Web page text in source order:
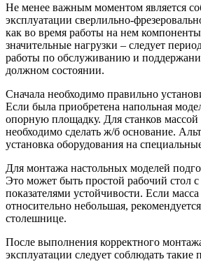
Не менее важным моментом является
эксплуатации сверлильно-
как во время работы на нем
значительные нагрузки – следует
работы по обслуживанию и
должном состоянии.
Сначала необходимо правильно
Если была приобретена напольная
опорную площадку. Для станков
необходимо сделать ж/б основание.
установка оборудования на
Для монтажа настольных моделей
Это может быть простой рабочий стол
показателями устойчивости. Если
относительно небольшая,
столешнице.
После выполнения корректного
эксплуатации следует соблюдать такие